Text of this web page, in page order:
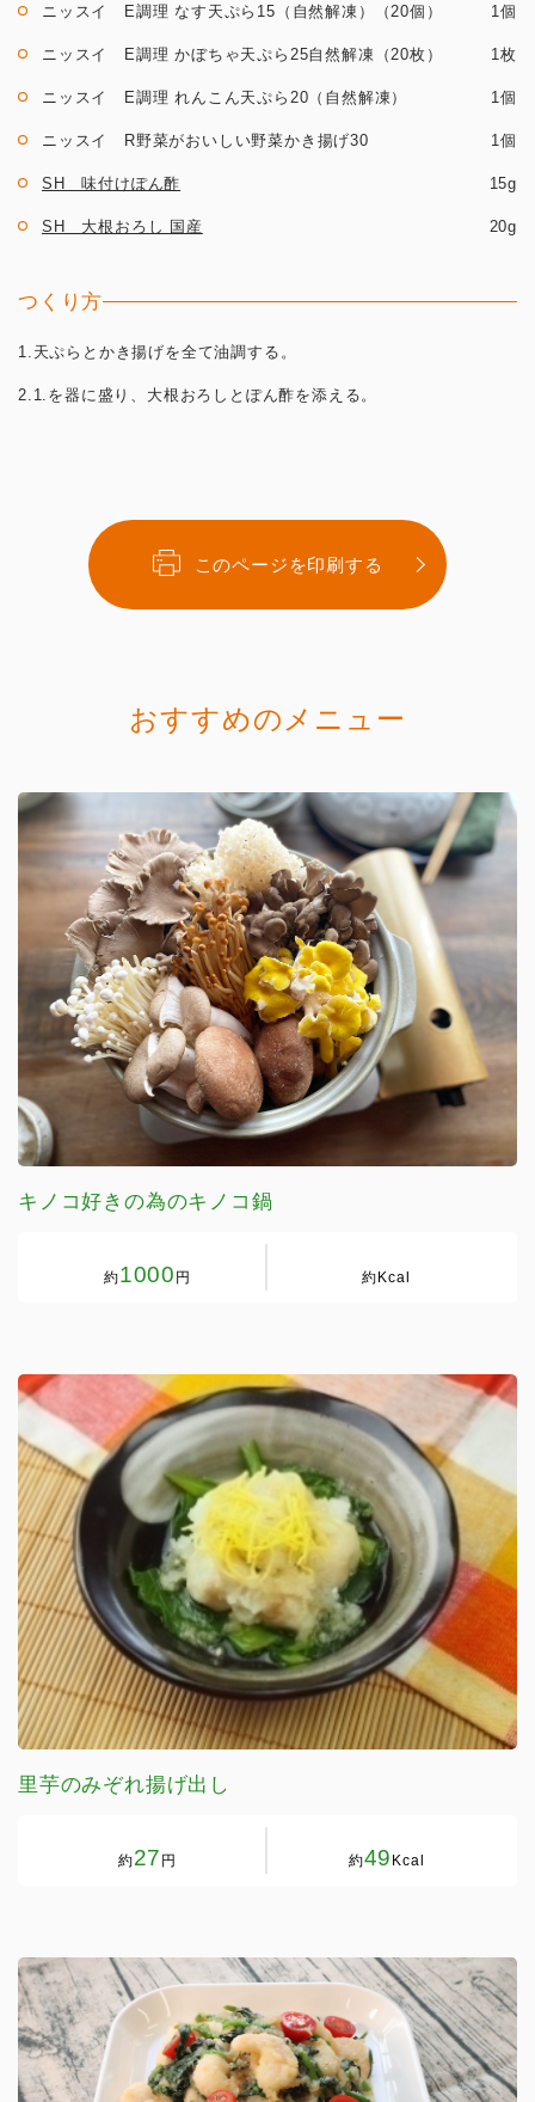
ニッスイ E調理 なす天ぷら15（自然解凍）（20個） 1個
ニッスイ E調理 かぼちゃ天ぷら25自然解凍（20枚） 1枚
ニッスイ E調理 れんこん天ぷら20（自然解凍） 1個
ニッスイ R野菜がおいしい野菜かき揚げ30 1個
SH 味付けぽん酢 15g
SH 大根おろし 国産 20g
つくり方
1.天ぷらとかき揚げを全て油調する。
2.1.を器に盛り、大根おろしとぽん酢を添える。
このページを印刷する
おすすめのメニュー
キノコ好きの為のキノコ鍋
約1000 円 約 Kcal
里芋のみぞれ揚げ出し
約27 円 約49 Kcal